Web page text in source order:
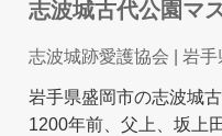
志波城古代公園マ
志波城跡愛護協会 | 岩手
岩手県盛岡市の志波城
1200年前、父上、坂上